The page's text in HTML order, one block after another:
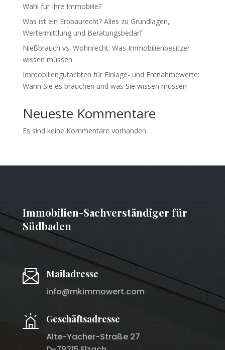
Wahl für Ihre Immobilie?
Was ist ein Erbbaurecht? Alles zu Grundlagen,
Wertermittlung und Beratungsbedarf
Nießbrauch vs. Wohnrecht: Was Immobilienbesitzer
wissen müssen
Immobiliengutachten für Einlage- und Entnahmewerte:
Wann Sie es brauchen und was Sie wissen müssen
Neueste Kommentare
Es sind keine Kommentare vorhanden.
Immobilien-Sachverständiger für
Südbaden
Mailadresse
info@mkimmowert.com
Geschäftsadresse
Alte-Yacher-Straße 27